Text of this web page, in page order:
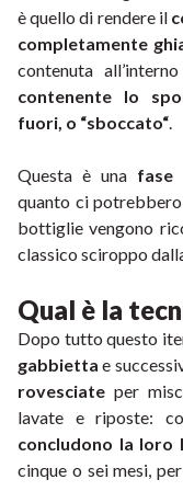
Scopri di più
Vini Siciliani
Vini Toscani
Vini Trentini
Vini Umbri
Vini Veneti
Vini della Borgogna
Vini Bordeaux
è quello di rendere il
completamente
contenuta
contenente lo
fuori, o “sboccato“.
Questa è una fase
quanto ci
bottiglie vengono
classico sciroppo
Qual è la
Dopo tutto questo
gabbietta e
rovesciate per
concludono la loro
cinque o sei mesi,